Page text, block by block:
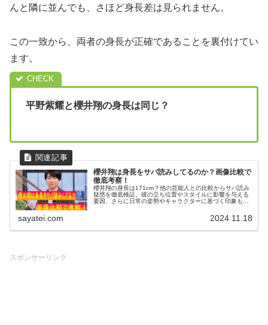
んと隣に並んでも、さほど身長差は見られません。
この一致から、両者の身長が正確であることを裏付けてい
ます。
平野紫耀と櫻井翔の身長は同じ？
櫻井翔は身長をサバ読みしてるのか？画像比較で
徹底考察！
櫻井翔の身長は171cm？他の芸能人との比較からサバ読み
疑惑を徹底検証。彼の立ち位置やスタイルに影響を与える
要因、さらに日常の姿勢やキャラクターに基づく印象も深
sayatei.com 2024.11.18
スポンサーリンク